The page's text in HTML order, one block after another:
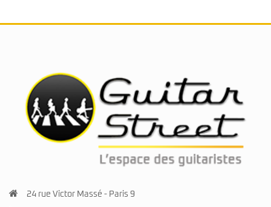
24 rue Victor Massé - Paris 9